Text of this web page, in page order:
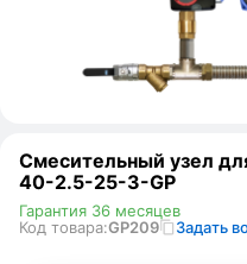
Смесительный узел
40-2.5-25-3-GP
Код товара:GP209 Задать
Гарантия 36 месяцев